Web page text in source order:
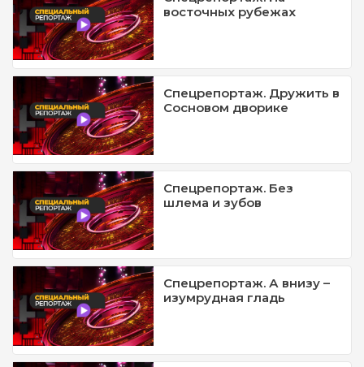
восточных рубежах
Спецрепортаж. Дружить в
Сосновом дворике
Спецрепортаж. Без
шлема и зубов
Спецрепортаж. А внизу –
изумрудная гладь